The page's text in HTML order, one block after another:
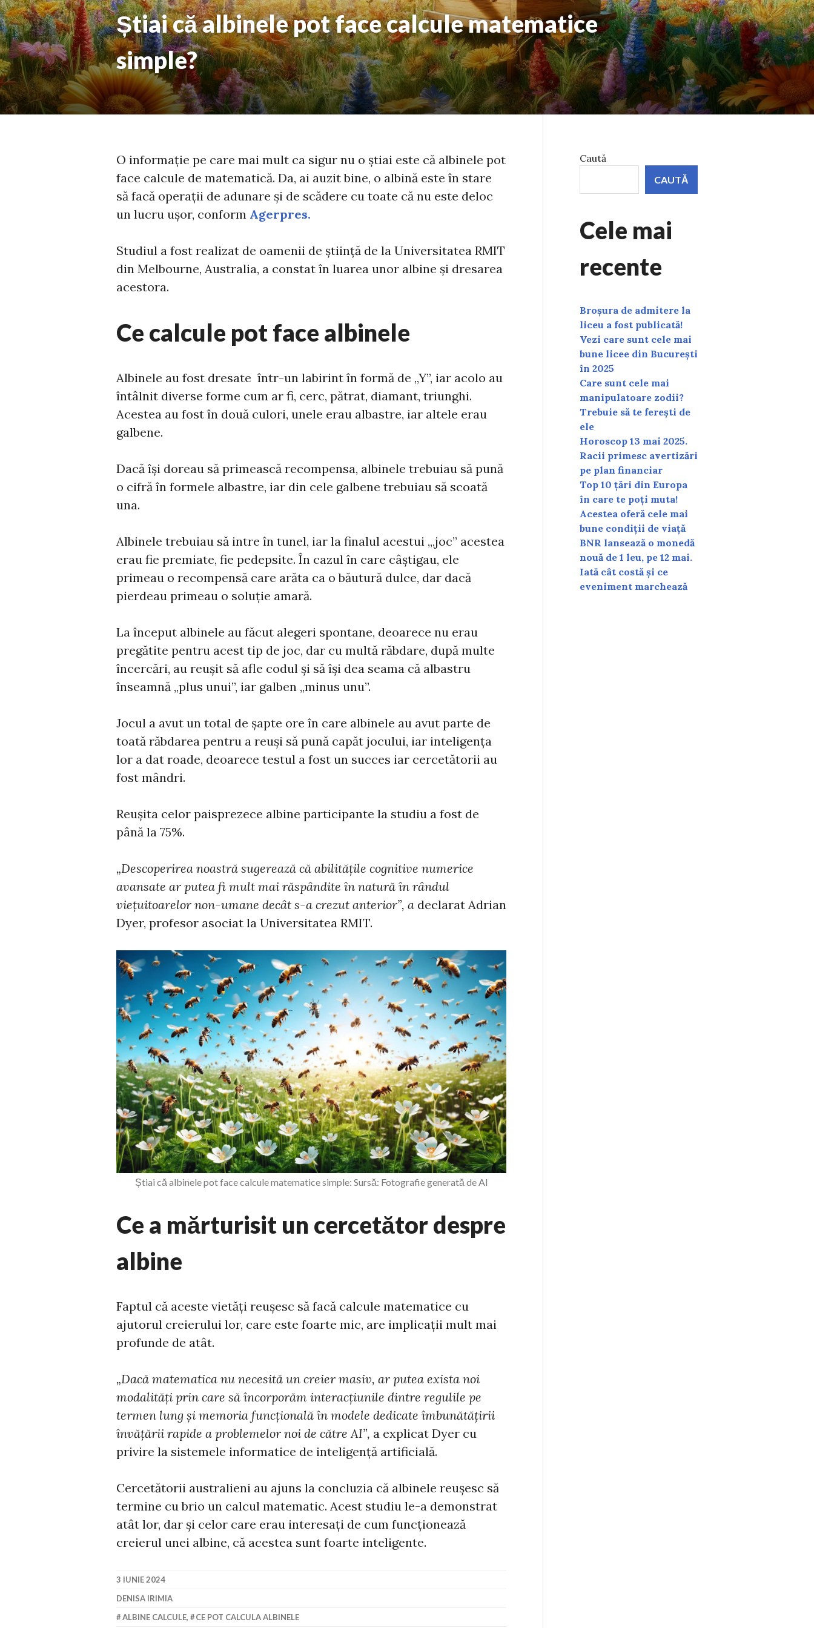
Știai că albinele pot face calcule matematice
simple?
O informație pe care mai mult ca sigur nu o știai este că albinele pot
face calcule de matematică. Da, ai auzit bine, o albină este în stare
să facă operații de adunare și de scădere cu toate că nu este deloc
un lucru ușor, conform Agerpres.
Studiul a fost realizat de oamenii de știință de la Universitatea RMIT
din Melbourne, Australia, a constat în luarea unor albine și dresarea
acestora.
Ce calcule pot face albinele
Albinele au fost dresate într-un labirint în formă de „Y”, iar acolo au
întâlnit diverse forme cum ar fi, cerc, pătrat, diamant, triunghi.
Acestea au fost în două culori, unele erau albastre, iar altele erau
galbene.
Dacă își doreau să primească recompensa, albinele trebuiau să pună
o cifră în formele albastre, iar din cele galbene trebuiau să scoată
una.
Albinele trebuiau să intre în tunel, iar la finalul acestui „,joc” acestea
erau fie premiate, fie pedepsite. În cazul în care câștigau, ele
primeau o recompensă care arăta ca o băutură dulce, dar dacă
pierdeau primeau o soluție amară.
La început albinele au făcut alegeri spontane, deoarece nu erau
pregătite pentru acest tip de joc, dar cu multă răbdare, după multe
încercări, au reușit să afle codul și să își dea seama că albastru
înseamnă „plus unui”, iar galben „minus unu”.
Jocul a avut un total de șapte ore în care albinele au avut parte de
toată răbdarea pentru a reuși să pună capăt jocului, iar inteligența
lor a dat roade, deoarece testul a fost un succes iar cercetătorii au
fost mândri.
Reușita celor paisprezece albine participante la studiu a fost de
până la 75%.
„Descoperirea noastră sugerează că abilităţile cognitive numerice
avansate ar putea fi mult mai răspândite în natură în rândul
vieţuitoarelor non-umane decât s-a crezut anterior”, a declarat Adrian
Dyer, profesor asociat la Universitatea RMIT.
Știai că albinele pot face calcule matematice simple: Sursă: Fotografie generată de AI
Ce a mărturisit un cercetător despre
albine
Faptul că aceste vietăți reușesc să facă calcule matematice cu
ajutorul creierului lor, care este foarte mic, are implicații mult mai
profunde de atât.
„Dacă matematica nu necesită un creier masiv, ar putea exista noi
modalităţi prin care să încorporăm interacţiunile dintre regulile pe
termen lung şi memoria funcţională în modele dedicate îmbunătăţirii
învăţării rapide a problemelor noi de către AI”, a explicat Dyer cu
privire la sistemele informatice de inteligență artificială.
Cercetătorii australieni au ajuns la concluzia că albinele reușesc să
termine cu brio un calcul matematic. Acest studiu le-a demonstrat
atât lor, dar și celor care erau interesați de cum funcționează
creierul unei albine, că acestea sunt foarte inteligente.
3 IUNIE 2024
DENISA IRIMIA
ALBINE CALCULE, CE POT CALCULA ALBINELE
Caută
CAUTĂ
Cele mai
recente
Broșura de admitere la
liceu a fost publicată!
Vezi care sunt cele mai
bune licee din București
în 2025
Care sunt cele mai
manipulatoare zodii?
Trebuie să te ferești de
ele
Horoscop 13 mai 2025.
Racii primesc avertizări
pe plan financiar
Top 10 țări din Europa
în care te poți muta!
Acestea oferă cele mai
bune condiții de viață
BNR lansează o monedă
nouă de 1 leu, pe 12 mai.
Iată cât costă și ce
eveniment marchează